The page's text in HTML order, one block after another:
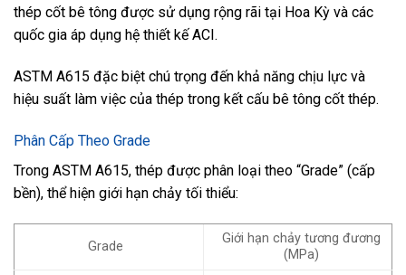
thép cốt bê tông được sử dụng rộng rãi tại Hoa Kỳ và các
quốc gia áp dụng hệ thiết kế ACI.
ASTM A615 đặc biệt chú trọng đến khả năng chịu lực và
hiệu suất làm việc của thép trong kết cấu bê tông cốt thép.
Phân Cấp Theo Grade
Trong ASTM A615, thép được phân loại theo “Grade” (cấp
bền), thể hiện giới hạn chảy tối thiểu:
Grade
Giới hạn chảy tương đương
(MPa)